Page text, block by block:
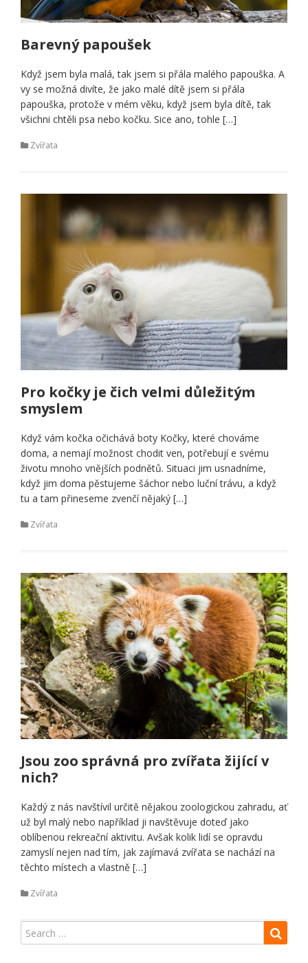
Barevný papoušek
Když jsem byla malá, tak jsem si přála malého papouška. A
vy se možná divíte, že jako malé dítě jsem si přála
papouška, protože v mém věku, když jsem byla dítě, tak
všichni chtěli psa nebo kočku. Sice ano, tohle […]
Zvířata
Pro kočky je čich velmi důležitým
smyslem
Když vám kočka očichává boty Kočky, které chováme
doma, a nemají možnost chodit ven, potřebují e svému
životu mnoho vnějších podnětů. Situaci jim usnadníme,
když jim doma pěstujeme šáchor nebo luční trávu, a když
tu a tam přineseme zvenčí nějaký […]
Zvířata
Jsou zoo správná pro zvířata žijící v
nich?
Každý z nás navštívil určitě nějakou zoologickou zahradu, ať
už byl malý nebo například ji navštěvuje doteď jako
oblíbenou rekreační aktivitu. Avšak kolik lidí se opravdu
zamyslí nejen nad tím, jak zajímavá zvířata se nachází na
těchto místech a vlastně […]
Zvířata